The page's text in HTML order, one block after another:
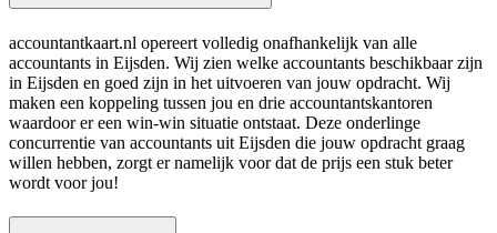
accountantkaart.nl opereert volledig onafhankelijk van alle
accountants in Eijsden. Wij zien welke accountants beschikbaar zijn
in Eijsden en goed zijn in het uitvoeren van jouw opdracht. Wij
maken een koppeling tussen jou en drie accountantskantoren
waardoor er een win-win situatie ontstaat. Deze onderlinge
concurrentie van accountants uit Eijsden die jouw opdracht graag
willen hebben, zorgt er namelijk voor dat de prijs een stuk beter
wordt voor jou!